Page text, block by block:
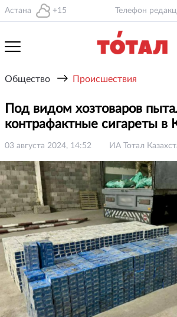
Астана +15 Телефон
Общество → Происшествия
Под видом хозтоваров
контрафактные сигареты в
03 августа 2024, 14:52 ИА Тотал